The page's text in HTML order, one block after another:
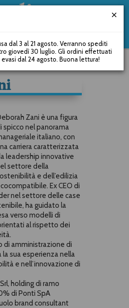
Zani è una figura
spicco nel panorama
italiano, con
carriera caratterizzata
leadership innovative
settore della
e dell’edilizia
Ex CEO di
nel settore delle case
ha guidato la
verso modelli di
al rispetto dei
di amministrazione di
sua esperienza nella
e nell’innovazione di
holding di ramo
di Ponti SpA
brand consultant
dal 3 al 21 agosto. Verranno spediti
giovedì 30 luglio. Gli ordini effettuati
dal 24 agosto. Buona lettura!